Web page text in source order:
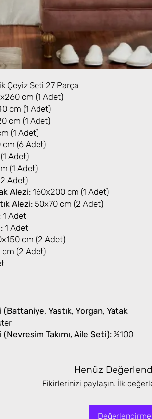
Çeyiz Seti 27 Parça
cm (1 Adet)
cm (1 Adet)
cm (1 Adet)
(1 Adet)
cm (6 Adet)
Adet)
(1 Adet)
Adet)
Alezi: 160x200 cm (1 Adet)
Alezi: 50x70 cm (2 Adet)
1 Adet
1 Adet
cm (2 Adet)
(2 Adet)
Yastık, Yorgan, Yatak
Takımı, Aile Seti): %100
Henüz
Fikirlerinizi paylaşın. İlk
Değerlendirme